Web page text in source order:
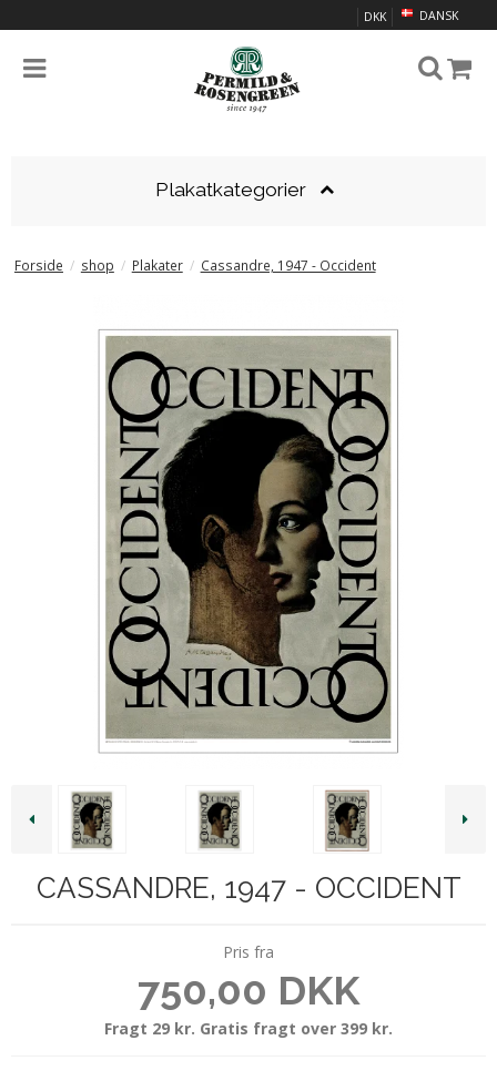
DANSK
DKK
Plakatkategorier
Forside / shop / Plakater / Cassandre, 1947 - Occident
CASSANDRE, 1947 - OCCIDENT
Pris fra
750,00 DKK
Fragt 29 kr. Gratis fragt over 399 kr.